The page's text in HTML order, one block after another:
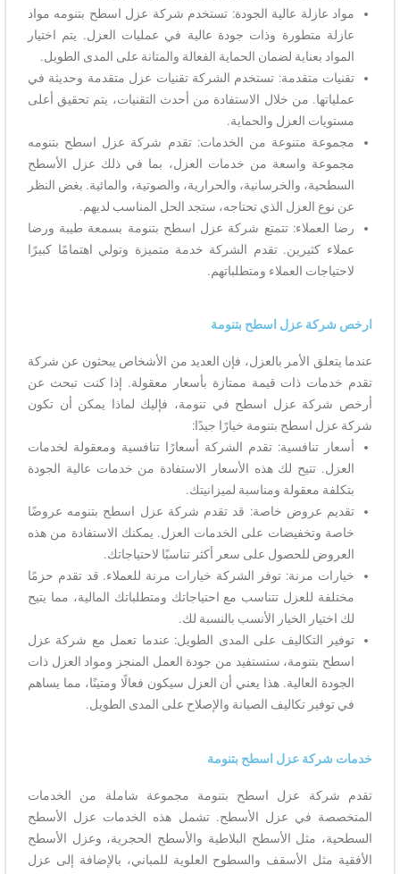
مواد عازلة عالية الجودة: تستخدم شركة عزل اسطح بتنومه مواد
عازلة متطورة وذات جودة عالية في عمليات العزل. يتم اختيار
المواد بعناية لضمان الحماية الفعالة والمتانة على المدى الطويل.
تقنيات متقدمة: تستخدم الشركة تقنيات عزل متقدمة وحديثة في
عملياتها. من خلال الاستفادة من أحدث التقنيات، يتم تحقيق أعلى
مستويات العزل والحماية.
مجموعة متنوعة من الخدمات: تقدم شركة عزل اسطح بتنومه
مجموعة واسعة من خدمات العزل، بما في ذلك عزل الأسطح
السطحية، والخرسانية، والحرارية، والصوتية، والمائية. بغض النظر
عن نوع العزل الذي تحتاجه، ستجد الحل المناسب لديهم.
رضا العملاء: تتمتع شركة عزل اسطح بتنومة بسمعة طيبة ورضا
عملاء كثيرين. تقدم الشركة خدمة متميزة وتولي اهتمامًا كبيرًا
لاحتياجات العملاء ومتطلباتهم.
ارخص شركة عزل اسطح بتنومة
عندما يتعلق الأمر بالعزل، فإن العديد من الأشخاص يبحثون عن شركة
تقدم خدمات ذات قيمة ممتازة بأسعار معقولة. إذا كنت تبحث عن
أرخص شركة عزل اسطح في تنومة، فإليك لماذا يمكن أن تكون
شركة عزل اسطح بتنومة خيارًا جيدًا:
أسعار تنافسية: تقدم الشركة أسعارًا تنافسية ومعقولة لخدمات
العزل. تتيح لك هذه الأسعار الاستفادة من خدمات عالية الجودة
بتكلفة معقولة ومناسبة لميزانيتك.
تقديم عروض خاصة: قد تقدم شركة عزل اسطح بتنومه عروضًا
خاصة وتخفيضات على الخدمات العزل. يمكنك الاستفادة من هذه
العروض للحصول على سعر أكثر تناسبًا لاحتياجاتك.
خيارات مرنة: توفر الشركة خيارات مرنة للعملاء. قد تقدم حزمًا
مختلفة للعزل تتناسب مع احتياجاتك ومتطلباتك المالية، مما يتيح
لك اختيار الخيار الأنسب بالنسبة لك.
توفير التكاليف على المدى الطويل: عندما تعمل مع شركة عزل
اسطح بتنومة، ستستفيد من جودة العمل المنجز ومواد العزل ذات
الجودة العالية. هذا يعني أن العزل سيكون فعالًا ومتينًا، مما يساهم
في توفير تكاليف الصيانة والإصلاح على المدى الطويل.
خدمات شركة عزل اسطح بتنومة
تقدم شركة عزل اسطح بتنومة مجموعة شاملة من الخدمات
المتخصصة في عزل الأسطح. تشمل هذه الخدمات عزل الأسطح
السطحية، مثل الأسطح البلاطية والأسطح الحجرية، وعزل الأسطح
الأفقية مثل الأسقف والسطوح العلوية للمباني، بالإضافة إلى عزل